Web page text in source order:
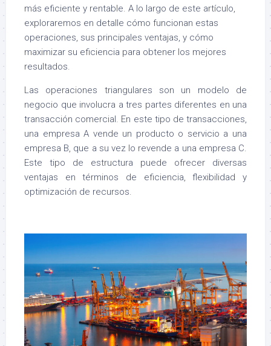
más eficiente y rentable. A lo largo de este artículo,
exploraremos en detalle cómo funcionan estas
operaciones, sus principales ventajas, y cómo
maximizar su eficiencia para obtener los mejores
resultados.
Las operaciones triangulares son un modelo de
negocio que involucra a tres partes diferentes en una
transacción comercial. En este tipo de transacciones,
una empresa A vende un producto o servicio a una
empresa B, que a su vez lo revende a una empresa C.
Este tipo de estructura puede ofrecer diversas
ventajas en términos de eficiencia, flexibilidad y
optimización de recursos.